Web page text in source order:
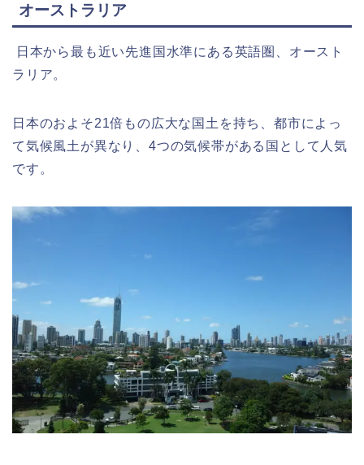
オーストラリア
日本から最も近い先進国水準にある英語圏、オースト
ラリア。
日本のおよそ21倍もの広大な国土を持ち、都市によっ
て気候風土が異なり、4つの気候帯がある国として人気
です。